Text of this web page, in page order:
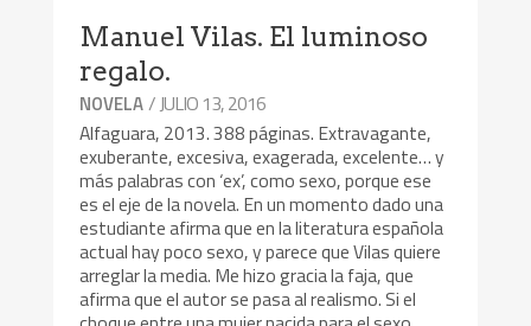
Manuel Vilas. El luminoso
regalo.
NOVELA/ JULIO 13, 2016
Alfaguara, 2013. 388 páginas. Extravagante,
exuberante, excesiva, exagerada, excelente… y
más palabras con ‘ex’, como sexo, porque ese
es el eje de la novela. En un momento dado una
estudiante afirma que en la literatura española
actual hay poco sexo, y parece que Vilas quiere
arreglar la media. Me hizo gracia la faja, que
afirma que el autor se pasa al realismo. Si el